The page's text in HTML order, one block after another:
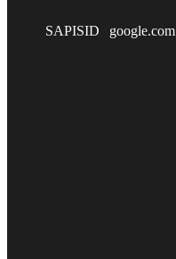
SAPISID google.com